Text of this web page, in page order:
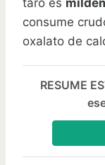
consume
oxalato de
RESUME